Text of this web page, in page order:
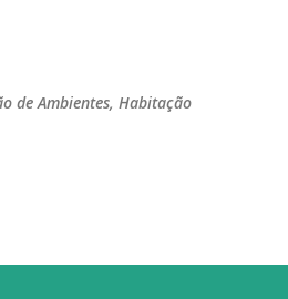
de Ambientes, Habitação